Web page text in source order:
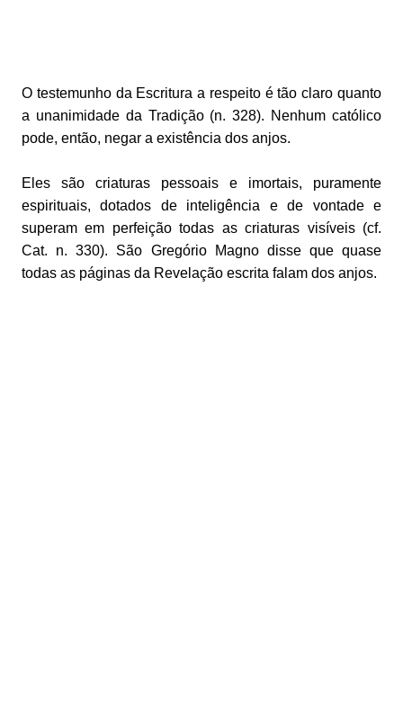
O testemunho da Escritura a respeito é tão claro quanto
a unanimidade da Tradição (n. 328). Nenhum católico
pode, então, negar a existência dos anjos.
Eles são criaturas pessoais e imortais, puramente
espirituais, dotados de inteligência e de vontade e
superam em perfeição todas as criaturas visíveis (cf.
Cat. n. 330). São Gregório Magno disse que quase
todas as páginas da Revelação escrita falam dos anjos.